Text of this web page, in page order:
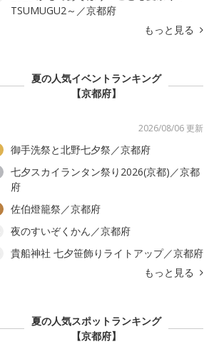
TSUMUGU2～／京都府
もっと見る
夏の人気イベントランキング
【京都府】
2026/08/06 更新
御手洗祭と北野七夕祭／京都府
七夕スカイランタン祭り2026(京都)／京都
府
佐伯燈籠祭／京都府
夜のすいぞくかん／京都府
貴船神社 七夕笹飾りライトアップ／京都府
もっと見る
夏の人気スポットランキング
【京都府】